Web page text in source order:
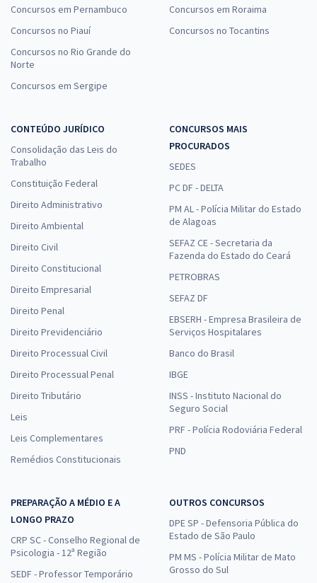
Concursos em Pernambuco
Concursos no Piauí
Concursos no Rio Grande do
Norte
Concursos em Sergipe
Concursos em Roraima
Concursos no Tocantins
CONTEÚDO JURÍDICO
Consolidação das Leis do
Trabalho
Constituição Federal
Direito Administrativo
Direito Ambiental
Direito Civil
Direito Constitucional
Direito Empresarial
Direito Penal
Direito Previdenciário
Direito Processual Civil
Direito Processual Penal
Direito Tributário
Leis
Leis Complementares
Remédios Constitucionais
CONCURSOS MAIS
PROCURADOS
SEDES
PC DF - DELTA
PM AL - Polícia Militar do Estado
de Alagoas
SEFAZ CE - Secretaria da
Fazenda do Estado do Ceará
PETROBRAS
SEFAZ DF
EBSERH - Empresa Brasileira de
Serviços Hospitalares
Banco do Brasil
IBGE
INSS - Instituto Nacional do
Seguro Social
PRF - Polícia Rodoviária Federal
PND
PREPARAÇÃO A MÉDIO E A
LONGO PRAZO
CRP SC - Conselho Regional de
Psicologia - 12ª Região
SEDF - Professor Temporário
OUTROS CONCURSOS
DPE SP - Defensoria Pública do
Estado de São Paulo
PM MS - Polícia Militar de Mato
Grosso do Sul